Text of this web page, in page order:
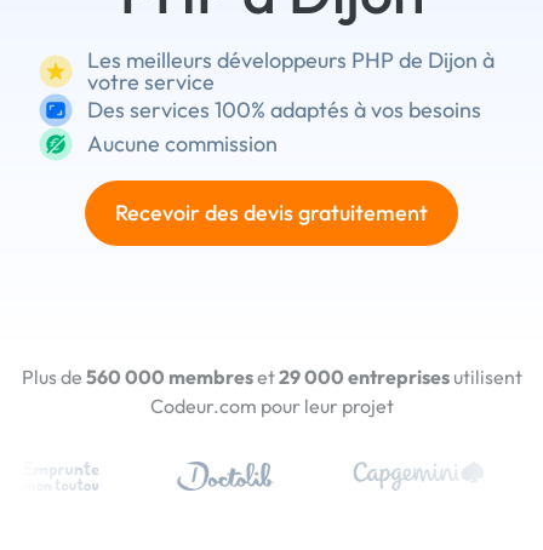
Les meilleurs développeurs PHP de Dijon à
votre service
Des services 100% adaptés à vos besoins
Aucune commission
Recevoir des devis gratuitement
Plus de 560 000 membreset29 000 entreprisesutilisent
Codeur.com pour leur projet